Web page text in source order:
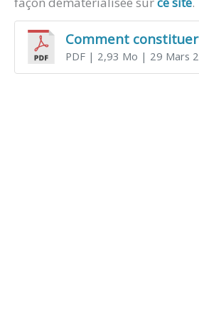
Comment
PDF| 2,93 Mo | 29 Mars